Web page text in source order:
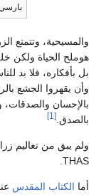
والمسيحية، وتتمتع
هوملح الحياة ولكن
بل بأفكاره، فلا بد
وأن يقهروا الجشع
بالإحسان والصدقات،
بالصدق. [1]
THAS.
أما الكتاب المقدس